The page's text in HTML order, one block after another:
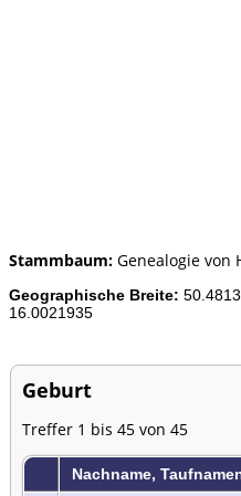
Stammbaum: Genealogie von
Geographische Breite:
16.0021935
Geburt
Treffer 1 bis 45 von 45
Nachname,